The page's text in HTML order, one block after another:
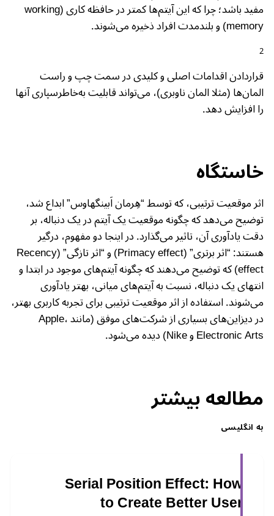
مفید باشد؛ چرا که این آیتم‌ها کمتر در حافظه کاری (working
memory) و بلند‌مدت افراد ذخیره می‌شوند.
قراردادن اقدامات اصلی و کلیدی در سمت چپ و راست
المان‌ها (مثلا المان ناوبری)، می‌تواند قابلیت به‌خاطر‌سپاری آنها
را افزایش دهد.
خاستگاه
اثر موقعیت ترتیبی، که توسط “هِرمان اَبینگهاوس” ابداع شد،
توضیح می‌دهد که چگونه موقعیت یک آیتم در یک دنباله، بر
دقت یادآوری آن، تاثیر می‌گذارد. در اینجا دو مفهوم، درگیر
هستند: “اثر برتری” (Primacy effect) و “اثر تازگی” (Recency
effect) که توضیح می‌دهند که چگونه آیتم‌های موجود در ابتدا و
انتهای یک دنباله، نسبت به آیتم‌های میانی، بهتر یادآوری
می‌شوند. استفاده از اثر موقعیت ترتیبی برای تجربه کاربری بهتر،
در دیزاین‌های بسیاری از شرکت‌های موفق (مانند Apple،
Electronic Arts و Nike) دیده می‌شود.
مطالعه بیشتر
به انگلیسی
Serial Position Effect: How
to Create Better User